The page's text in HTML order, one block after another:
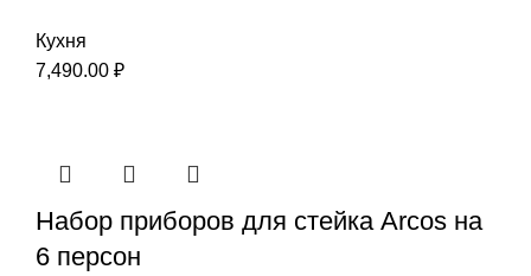
Кухня
7,490.00 ₽
Набор приборов для стейка Arcos на
6 персон